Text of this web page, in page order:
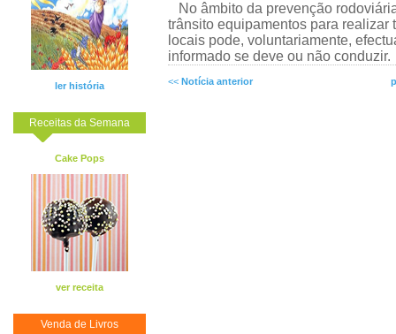
ler história
Receitas da Semana
Cake Pops
ver receita
Venda de Livros
No âmbito da prevenção
trânsito equipamentos para realizar
locais pode, voluntariamente,
informado se deve ou não conduzir.
<< Notícia anterior